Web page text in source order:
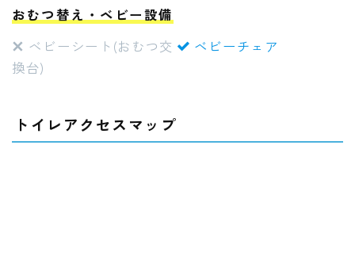
おむつ替え・ベビー設備
ベビーシート(おむつ交
換台)
ベビーチェア
トイレアクセスマップ